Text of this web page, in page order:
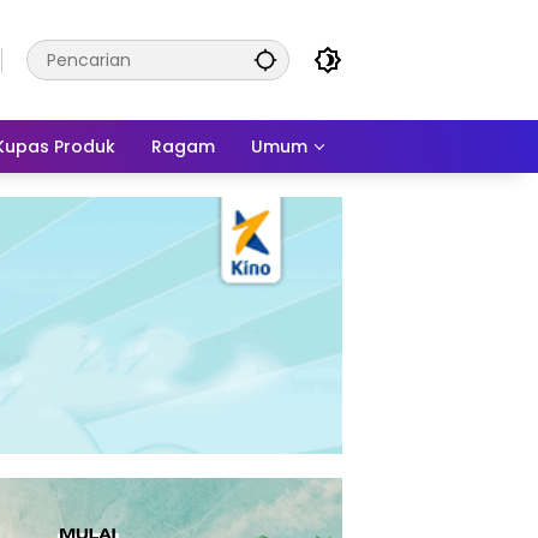
Produk Ragam Umum